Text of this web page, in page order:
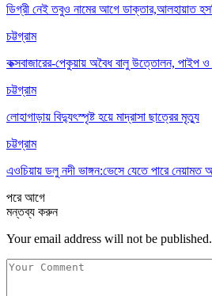
ডিগ্রী নেই তবুও নামের আগে ডাক্তার,আলহায়াত
চট্টগ্রাম
কক্সবাজারের-পেকুয়ায় অবৈধ বালু উত্তোলন, পাইপ ও
চট্টগ্রাম
লোহাগাড়ায় বিদ্যুৎস্পৃষ্ট হয়ে মাদ্রাসা ছাত্রের মৃত্যু
চট্টগ্রাম
এওচিয়ায় ডলু নদী ভাঙ্গন:ভেসে যেতে পারে নেয়ামত
পরেআগে
মন্তব্য করুন
Your email address will not be published.